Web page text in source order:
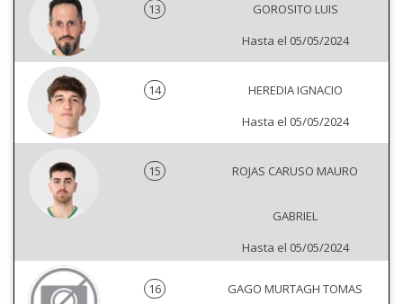
13
GOROSITO LUIS
Hasta el 05/05/2024
14
HEREDIA IGNACIO
Hasta el 05/05/2024
15 ROJAS CARUSO MAURO
GABRIEL
Hasta el 05/05/2024
16 GAGO MURTAGH TOMAS